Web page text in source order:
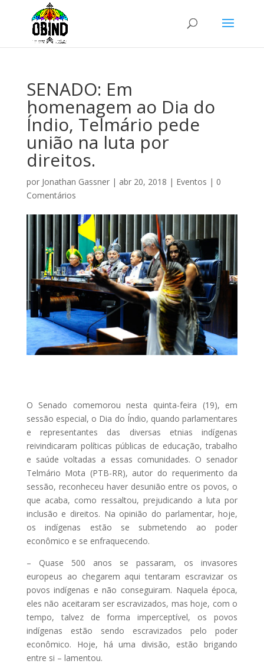
SENADO: Em
homenagem ao Dia do
Índio, Telmário pede
união na luta por
direitos.
por Jonathan Gassner| abr 20, 2018 | Eventos | 0
Comentários
O Senado comemorou nesta quinta-feira (19), em
sessão especial, o Dia do Índio, quando parlamentares
e representantes das diversas etnias indígenas
reivindicaram políticas públicas de educação, trabalho
e saúde voltadas a essas comunidades. O senador
Telmário Mota (PTB-RR), autor do requerimento da
sessão, reconheceu haver desunião entre os povos, o
que acaba, como ressaltou, prejudicando a luta por
inclusão e direitos. Na opinião do parlamentar, hoje,
os indígenas estão se submetendo ao poder
econômico e se enfraquecendo.
– Quase 500 anos se passaram, os invasores
europeus ao chegarem aqui tentaram escravizar os
povos indígenas e não conseguiram. Naquela época,
eles não aceitaram ser escravizados, mas hoje, com o
tempo, talvez de forma imperceptível, os povos
indígenas estão sendo escravizados pelo poder
econômico. Hoje, há uma divisão, estão brigando
entre si – lamentou.